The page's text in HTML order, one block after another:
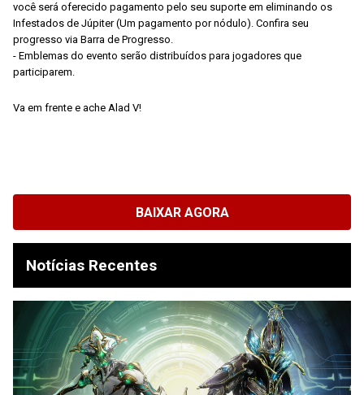
você será oferecido pagamento pelo seu suporte em eliminando os
Infestados de Júpiter (Um pagamento por nódulo). Confira seu
progresso via Barra de Progresso.
- Emblemas do evento serão distribuídos para jogadores que
participarem.
Va em frente e ache Alad V!
BAIXAR AGORA
Notícias Recentes